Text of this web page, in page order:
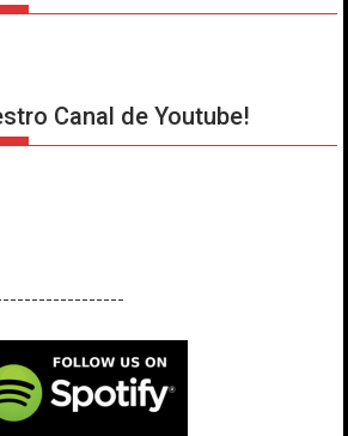
Canal de Youtube!